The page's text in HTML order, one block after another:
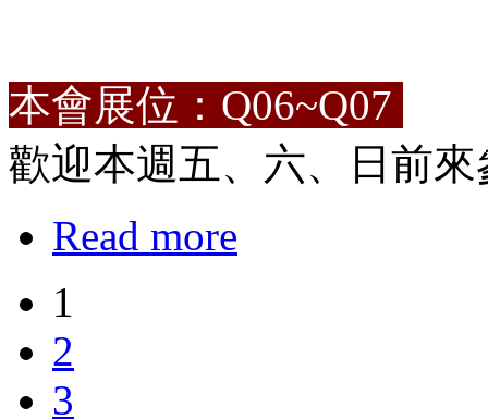
本會展位：Q06~Q07
歡迎本週五、六、日前來
Read more
1
2
3